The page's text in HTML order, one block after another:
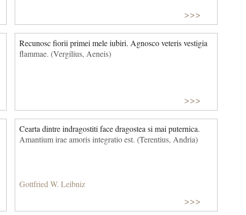
>>>
Recunosc fiorii primei mele iubiri. Agnosco veteris vestigia
flammae. (Vergilius, Aeneis)
>>>
Cearta dintre indragostiti face dragostea si mai puternica.
Amantium irae amoris integratio est. (Terentius, Andria)
Gottfried W. Leibniz
>>>